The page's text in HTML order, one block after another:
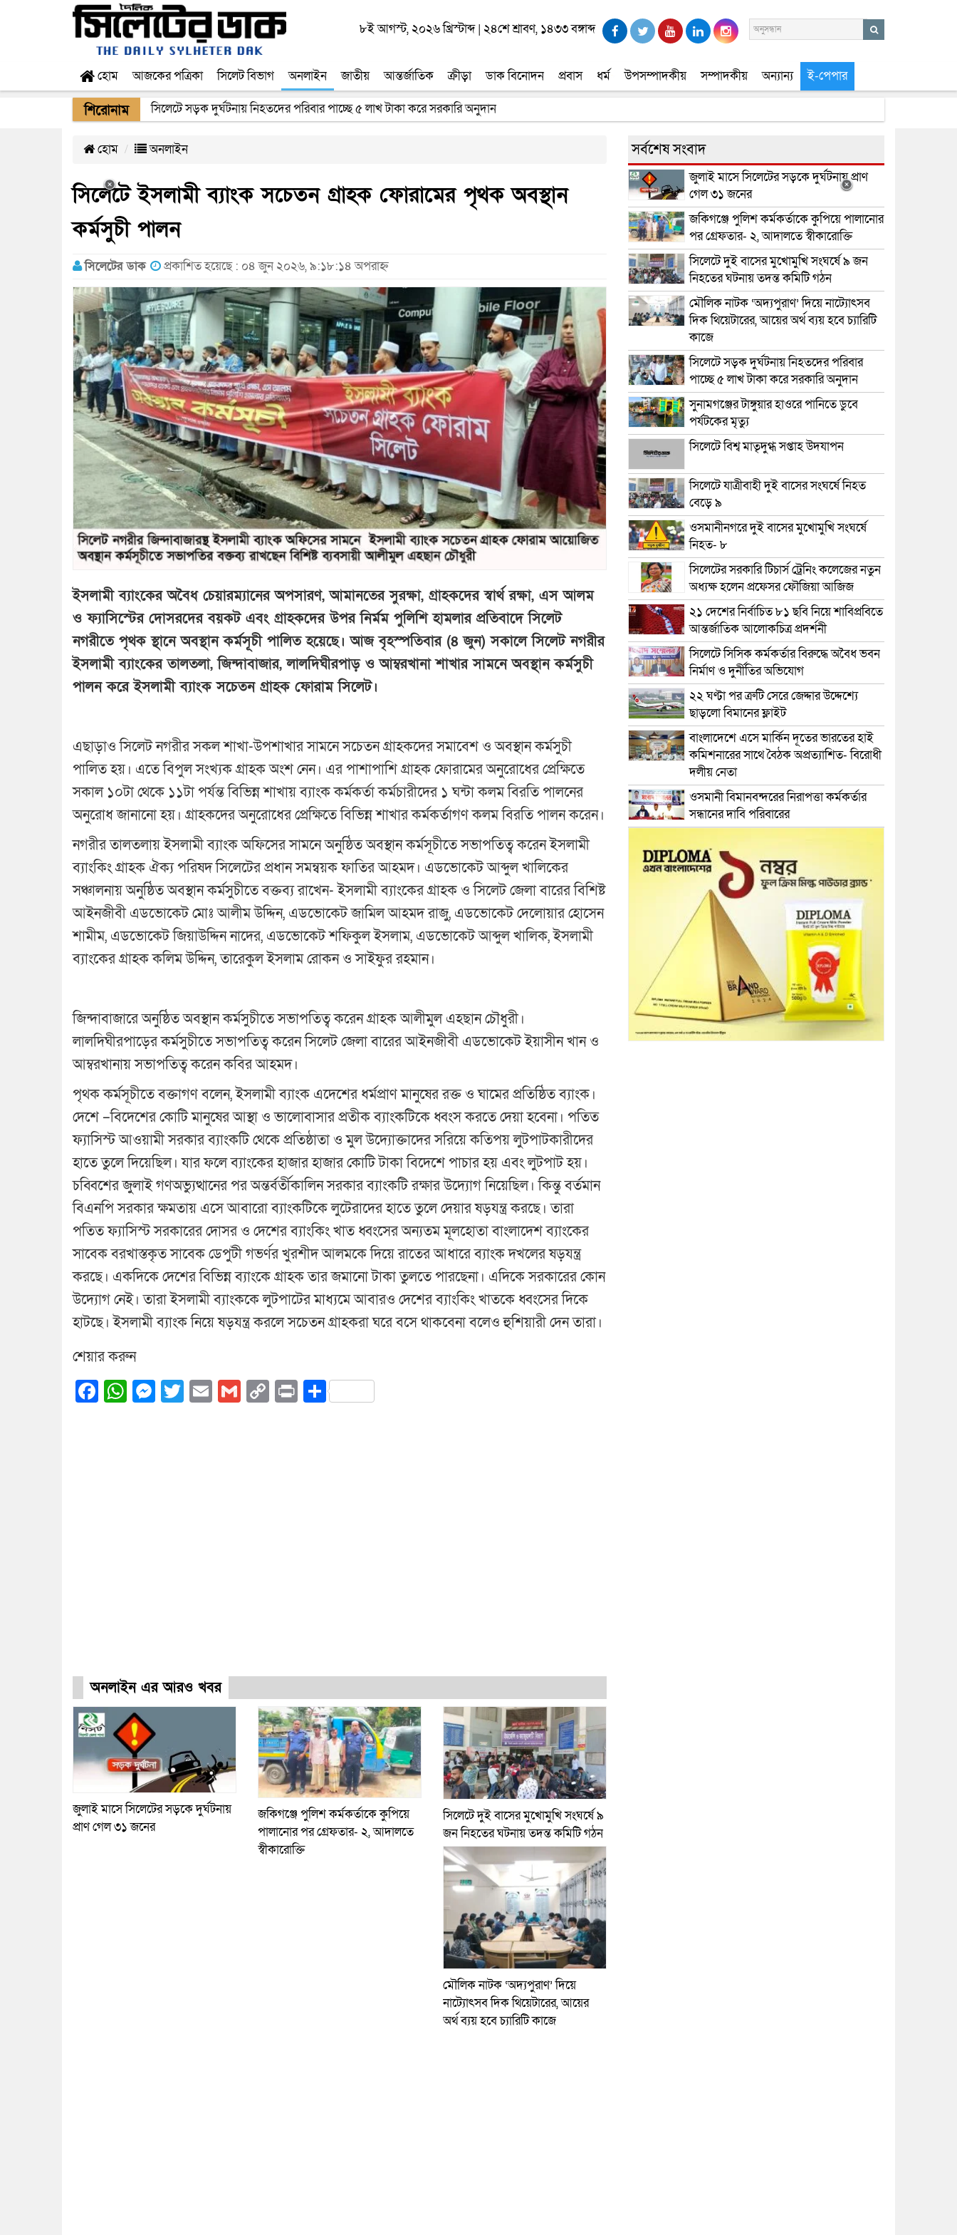
৮ই আগস্ট, ২০২৬ খ্রিস্টাব্দ| ২৪শে শ্রাবণ, ১৪৩৩ বঙ্গাব্দ
হোম আজকের পত্রিকা সিলেট বিভাগ অনলাইন জাতীয় আন্তর্জাতিক ক্রীড়া ডাক বিনোদন প্রবাস ধর্ম উপসম্পাদকীয় সম্পাদকীয় অন্যান্য ই-পেপার
শিরোনাম সুনামগঞ্জের টাঙ্গুয়ার হাওরে পানিতে ডুবে পর্যটকের মৃত্যু
হোম অনলাইন
সিলেটে ইসলামী ব্যাংক সচেতন গ্রাহক ফোরামের পৃথক অবস্থান
কর্মসুচী পালন
সিলেটের ডাক প্রকাশিত হয়েছে : ০৪ জুন ২০২৬, ৯:১৮:১৪ অপরাহ্ন
ইসলামী ব্যাংকের অবৈধ চেয়ারম্যানের অপসারণ, আমানতের সুরক্ষা, গ্রাহকদের স্বার্থ রক্ষা, এস আলম
ও ফ্যাসিস্টের দোসরদের বয়কট এবং গ্রাহকদের উপর নির্মম পুলিশি হামলার প্রতিবাদে সিলেট
নগরীতে পৃথক স্থানে অবস্থান কর্মসূচী পালিত হয়েছে। আজ বৃহস্পতিবার (৪ জুন) সকালে সিলেট নগরীর
ইসলামী ব্যাংকের তালতলা, জিন্দাবাজার, লালদিঘীরপাড় ও আম্বরখানা শাখার সামনে অবস্থান কর্মসুচী
পালন করে ইসলামী ব্যাংক সচেতন গ্রাহক ফোরাম সিলেট।
এছাড়াও সিলেট নগরীর সকল শাখা-উপশাখার সামনে সচেতন গ্রাহকদের সমাবেশ ও অবস্থান কর্মসুচী
পালিত হয়। এতে বিপুল সংখ্যক গ্রাহক অংশ নেন। এর পাশাপাশি গ্রাহক ফোরামের অনুরোধের প্রেক্ষিতে
সকাল ১০টা থেকে ১১টা পর্যন্ত বিভিন্ন শাখায় ব্যাংক কর্মকর্তা কর্মচারীদের ১ ঘন্টা কলম বিরতি পালনের
অনুরোধ জানানো হয়। গ্রাহকদের অনুরোধের প্রেক্ষিতে বিভিন্ন শাখার কর্মকর্তাগণ কলম বিরতি পালন করেন।
নগরীর তালতলায় ইসলামী ব্যাংক অফিসের সামনে অনুষ্ঠিত অবস্থান কর্মসূচীতে সভাপতিত্ব করেন ইসলামী
ব্যাংকিং গ্রাহক ঐক্য পরিষদ সিলেটের প্রধান সমন্বয়ক ফাতির আহমদ। এডভোকেট আব্দুল খালিকের
সঞ্চালনায় অনুষ্ঠিত অবস্থান কর্মসুচীতে বক্তব্য রাখেন- ইসলামী ব্যাংকের গ্রাহক ও সিলেট জেলা বারের বিশিষ্ট
আইনজীবী এডভোকেট মোঃ আলীম উদ্দিন, এডভোকেট জামিল আহমদ রাজু, এডভোকেট দেলোয়ার হোসেন
শামীম, এডভোকেট জিয়াউদ্দিন নাদের, এডভোকেট শফিকুল ইসলাম, এডভোকেট আব্দুল খালিক, ইসলামী
ব্যাংকের গ্রাহক কলিম উদ্দিন, তারেকুল ইসলাম রোকন ও সাইফুর রহমান।
জিন্দাবাজারে অনুষ্ঠিত অবস্থান কর্মসুচীতে সভাপতিত্ব করেন গ্রাহক আলীমুল এহছান চৌধুরী।
লালদিঘীরপাড়ের কর্মসুচীতে সভাপতিত্ব করেন সিলেট জেলা বারের আইনজীবী এডভোকেট ইয়াসীন খান ও
আম্বরখানায় সভাপতিত্ব করেন কবির আহমদ।
পৃথক কর্মসূচীতে বক্তাগণ বলেন, ইসলামী ব্যাংক এদেশের ধর্মপ্রাণ মানুষের রক্ত ও ঘামের প্রতিষ্ঠিত ব্যাংক।
দেশে –বিদেশের কোটি মানুষের আস্থা ও ভালোবাসার প্রতীক ব্যাংকটিকে ধ্বংস করতে দেয়া হবেনা। পতিত
ফ্যাসিস্ট আওয়ামী সরকার ব্যাংকটি থেকে প্রতিষ্ঠাতা ও মুল উদ্যোক্তাদের সরিয়ে কতিপয় লুটপাটকারীদের
হাতে তুলে দিয়েছিল। যার ফলে ব্যাংকের হাজার হাজার কোটি টাকা বিদেশে পাচার হয় এবং লুটপাট হয়।
চব্বিশের জুলাই গণঅভ্যুত্থানের পর অন্তর্বর্তীকালিন সরকার ব্যাংকটি রক্ষার উদ্যোগ নিয়েছিল। কিন্তু বর্তমান
বিএনপি সরকার ক্ষমতায় এসে আবারো ব্যাংকটিকে লুটেরাদের হাতে তুলে দেয়ার ষড়যন্ত্র করছে। তারা
পতিত ফ্যাসিস্ট সরকারের দোসর ও দেশের ব্যাংকিং খাত ধ্বংসের অন্যতম মূলহোতা বাংলাদেশ ব্যাংকের
সাবেক বরখাস্তকৃত সাবেক ডেপুটী গভর্ণর খুরশীদ আলমকে দিয়ে রাতের আধারে ব্যাংক দখলের ষড়যন্ত্র
করছে। একদিকে দেশের বিভিন্ন ব্যাংকে গ্রাহক তার জমানো টাকা তুলতে পারছেনা। এদিকে সরকারের কোন
উদ্যোগ নেই। তারা ইসলামী ব্যাংককে লুটপাটের মাধ্যমে আবারও দেশের ব্যাংকিং খাতকে ধ্বংসের দিকে
হাটছে। ইসলামী ব্যাংক নিয়ে ষড়যন্ত্র করলে সচেতন গ্রাহকরা ঘরে বসে থাকবেনা বলেও হুশিয়ারী দেন তারা।
শেয়ার করুন
Facebook
WhatsApp
Messenger
Twitter
EmailGmailCopy
PrintShare
অনলাইন এর আরও খবর
জুলাই মাসে সিলেটের সড়কে দুর্ঘটনায়
প্রাণ গেল ৩১ জনের
জকিগঞ্জে পুলিশ কর্মকর্তাকে কুপিয়ে
পালানোর পর গ্রেফতার- ২, আদালতে
স্বীকারোক্তি
সিলেটে দুই বাসের মুখোমুখি সংঘর্ষে ৯
জন নিহতের ঘটনায় তদন্ত কমিটি গঠন
মৌলিক নাটক ‘অদ্যপুরাণ’ দিয়ে
নাট্যোৎসব দিক থিয়েটারের, আয়ের
অর্থ ব্যয় হবে চ্যারিটি কাজে
সর্বশেষ সংবাদ
জুলাই মাসে সিলেটের সড়কে দুর্ঘটনায় প্রাণ
গেল ৩১ জনের
জকিগঞ্জে পুলিশ কর্মকর্তাকে কুপিয়ে পালানোর
পর গ্রেফতার- ২, আদালতে স্বীকারোক্তি
সিলেটে দুই বাসের মুখোমুখি সংঘর্ষে ৯ জন
নিহতের ঘটনায় তদন্ত কমিটি গঠন
মৌলিক নাটক ‘অদ্যপুরাণ’ দিয়ে নাট্যোৎসব
দিক থিয়েটারের, আয়ের অর্থ ব্যয় হবে চ্যারিটি
কাজে
সিলেটে সড়ক দুর্ঘটনায় নিহতদের পরিবার
পাচ্ছে ৫ লাখ টাকা করে সরকারি অনুদান
সুনামগঞ্জের টাঙ্গুয়ার হাওরে পানিতে ডুবে
পর্যটকের মৃত্যু
সিলেটে বিশ্ব মাতৃদুগ্ধ সপ্তাহ উদযাপন
সিলেটে যাত্রীবাহী দুই বাসের সংঘর্ষে নিহত
বেড়ে ৯
ওসমানীনগরে দুই বাসের মুখোমুখি সংঘর্ষে
নিহত- ৮
সিলেটের সরকারি টিচার্স ট্রেনিং কলেজের নতুন
অধ্যক্ষ হলেন প্রফেসর ফৌজিয়া আজিজ
২১ দেশের নির্বাচিত ৮১ ছবি নিয়ে শাবিপ্রবিতে
আন্তর্জাতিক আলোকচিত্র প্রদর্শনী
সিলেটে সিসিক কর্মকর্তার বিরুদ্ধে অবৈধ ভবন
নির্মাণ ও দুর্নীতির অভিযোগ
২২ ঘণ্টা পর ত্রুটি সেরে জেদ্দার উদ্দেশ্যে
ছাড়লো বিমানের ফ্লাইট
বাংলাদেশে এসে মার্কিন দূতের ভারতের হাই
কমিশনারের সাথে বৈঠক অপ্রত্যাশিত- বিরোধী
দলীয় নেতা
ওসমানী বিমানবন্দরের নিরাপত্তা কর্মকর্তার
সন্ধানের দাবি পরিবারের